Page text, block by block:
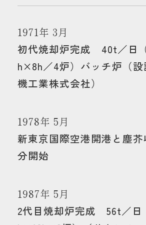
1971年 3月
初代焼却炉完成 40t／日
h×8h／4炉）バッチ炉（
機工業株式会社）
1978年 5月
新東京国際空港開港と塵
分開始
1987年 5月
2代目焼却炉完成 56t／日